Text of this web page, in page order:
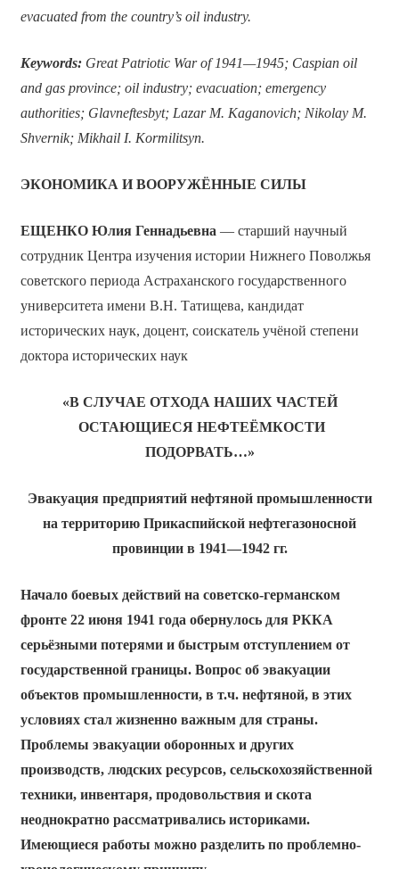
evacuated from the country’s oil industry.
Keywords:Great Patriotic War of 1941—1945; Caspian oil
and gas province; oil industry; evacuation; emergency
authorities; Glavneftesbyt; Lazar M. Kaganovich; Nikolay M.
Shvernik; Mikhail I. Kormilitsyn.
ЭКОНОМИКА И ВООРУЖЁННЫЕ СИЛЫ
ЕЩЕНКО Юлия Геннадьевна — старший научный
сотрудник Центра изучения истории Нижнего Поволжья
советского периода Астраханского государственного
университета имени В.Н. Татищева, кандидат
исторических наук, доцент, соискатель учёной степени
доктора исторических наук
«В СЛУЧАЕ ОТХОДА НАШИХ ЧАСТЕЙ
ОСТАЮЩИЕСЯ НЕФТЕЁМКОСТИ
ПОДОРВАТЬ…»
Эвакуация предприятий нефтяной промышленности
на территорию Прикаспийской нефтегазоносной
провинции в 1941—1942 гг.
Начало боевых действий на советско-германском
фронте 22 июня 1941 года обернулось для РККА
серьёзными потерями и быстрым отступлением от
государственной границы. Вопрос об эвакуации
объектов промышленности, в т.ч. нефтяной, в этих
условиях стал жизненно важным для страны.
Проблемы эвакуации оборонных и других
производств, людских ресурсов, сельскохозяйственной
техники, инвентаря, продовольствия и скота
неоднократно рассматривались историками.
Имеющиеся работы можно разделить по проблемно-